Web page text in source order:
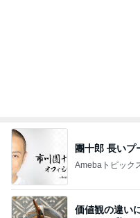
團十郎 長いプ
Amebaトピック
価値観の違い